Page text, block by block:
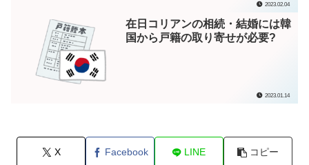
2023.02.04
在日コリアンの相続・結婚には韓
国から戸籍の取り寄せが必要?
2023.01.14
X Facebook LINE コピー